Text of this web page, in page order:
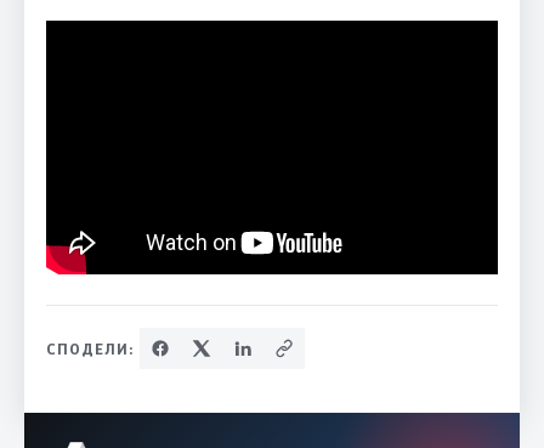
СПОДЕЛИ: